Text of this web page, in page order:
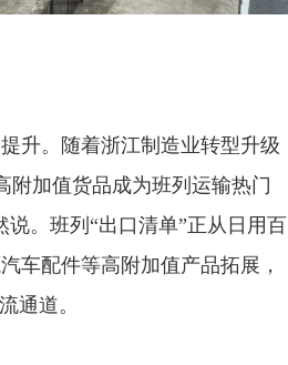
升。 随着浙江制造业转型升级
附加值货品成为班列运输热门
。班列“出口清单”正从日用百
车配件等高附加值产品拓展，
通道。